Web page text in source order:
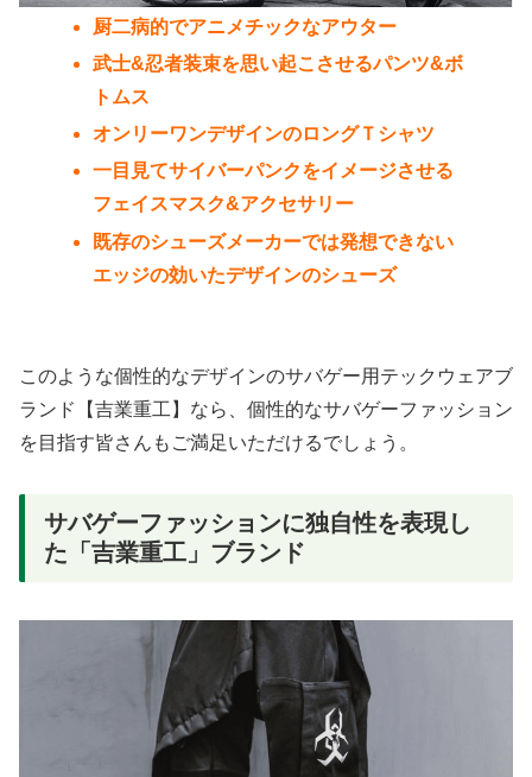
厨二病的でアニメチックなアウター
武士&忍者装束を思い起こさせるパンツ&ボ
トムス
オンリーワンデザインのロングＴシャツ
一目見てサイバーパンクをイメージさせる
フェイスマスク&アクセサリー
既存のシューズメーカーでは発想できない
エッジの効いたデザインのシューズ
このような個性的なデザインのサバゲー用テックウェアブ
ランド【吉業重工】なら、個性的なサバゲーファッション
を目指す皆さんもご満足いただけるでしょう。
サバゲーファッションに独自性を表現し
た「吉業重工」ブランド